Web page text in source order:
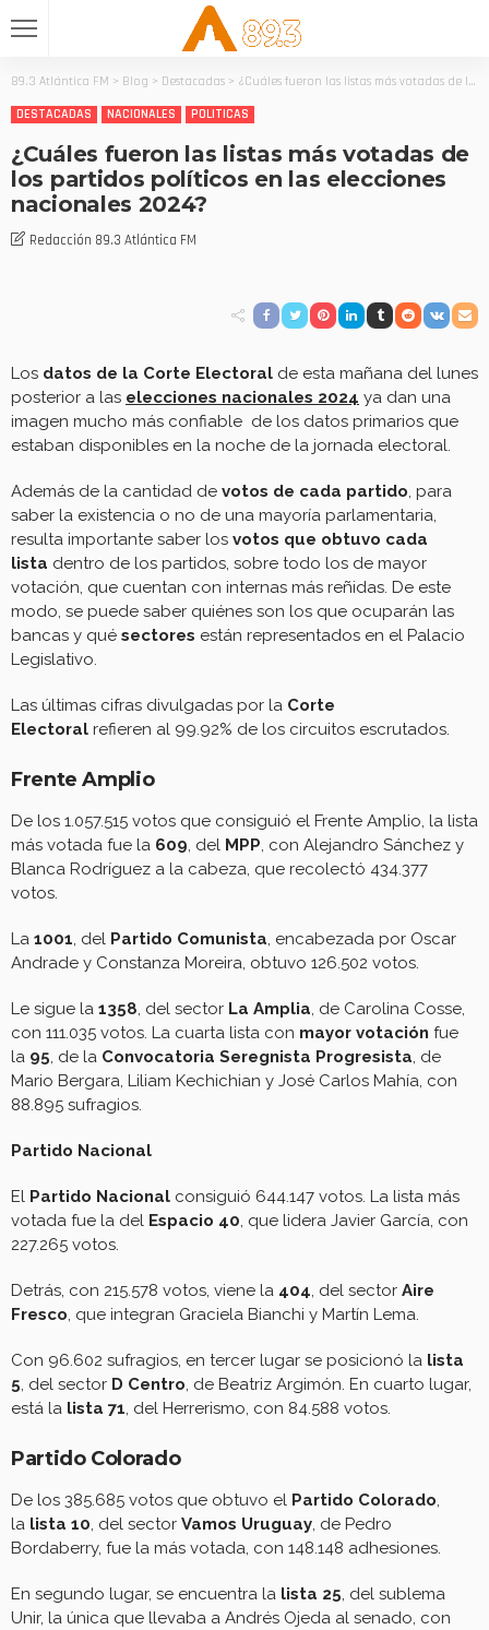
89.3 Atlántica FM > Blog > Destacadas > ¿Cuáles fueron las listas más votadas de los partidos políticos en las elecciones nacionales 2024?
DESTACADAS
NACIONALES POLITICAS
¿Cuáles fueron las listas más votadas de
los partidos políticos en las elecciones
nacionales 2024?
Redacción 89.3 Atlántica FM
Los datos de la Corte Electoral de esta mañana del lunes
posterior a las elecciones nacionales 2024 ya dan una
imagen mucho más confiable de los datos primarios que
estaban disponibles en la noche de la jornada electoral.
Además de la cantidad de votos de cada partido, para
saber la existencia o no de una mayoría parlamentaria,
resulta importante saber los votos que obtuvo cada
lista dentro de los partidos, sobre todo los de mayor
votación, que cuentan con internas más reñidas. De este
modo, se puede saber quiénes son los que ocuparán las
bancas y qué sectores están representados en el Palacio
Legislativo.
Las últimas cifras divulgadas por la Corte
Electoral refieren al 99.92% de los circuitos escrutados.
Frente Amplio
De los 1.057.515 votos que consiguió el Frente Amplio, la lista
más votada fue la 609, del MPP, con Alejandro Sánchez y
Blanca Rodríguez a la cabeza, que recolectó 434.377
votos.
La 1001, del Partido Comunista, encabezada por Oscar
Andrade y Constanza Moreira, obtuvo 126.502 votos.
Le sigue la 1358, del sector La Amplia, de Carolina Cosse,
con 111.035 votos. La cuarta lista con mayor votación fue
la 95, de la Convocatoria Seregnista Progresista, de
Mario Bergara, Liliam Kechichian y José Carlos Mahía, con
88.895 sufragios.
Partido Nacional
El Partido Nacional consiguió 644.147 votos. La lista más
votada fue la del Espacio 40, que lidera Javier García, con
227.265 votos.
Detrás, con 215.578 votos, viene la 404, del sector Aire
Fresco, que integran Graciela Bianchi y Martín Lema.
Con 96.602 sufragios, en tercer lugar se posicionó la lista
5, del sector D Centro, de Beatriz Argimón. En cuarto lugar,
está la lista 71, del Herrerismo, con 84.588 votos.
Partido Colorado
De los 385.685 votos que obtuvo el Partido Colorado,
la lista 10, del sector Vamos Uruguay, de Pedro
Bordaberry, fue la más votada, con 148.148 adhesiones.
En segundo lugar, se encuentra la lista 25, del sublema
Unir, la única que llevaba a Andrés Ojeda al senado, con